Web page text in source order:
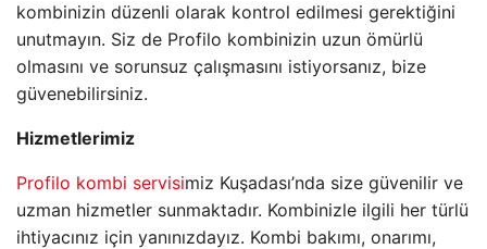
kombinizin düzenli olarak kontrol edilmesi gerektiğini
unutmayın. Siz de Profilo kombinizin uzun ömürlü
olmasını ve sorunsuz çalışmasını istiyorsanız, bize
güvenebilirsiniz.
Hizmetlerimiz
Profilo kombi servisimiz Kuşadası’nda size güvenilir ve
uzman hizmetler sunmaktadır. Kombinizle ilgili her türlü
ihtiyacınız için yanınızdayız. Kombi bakımı, onarımı,